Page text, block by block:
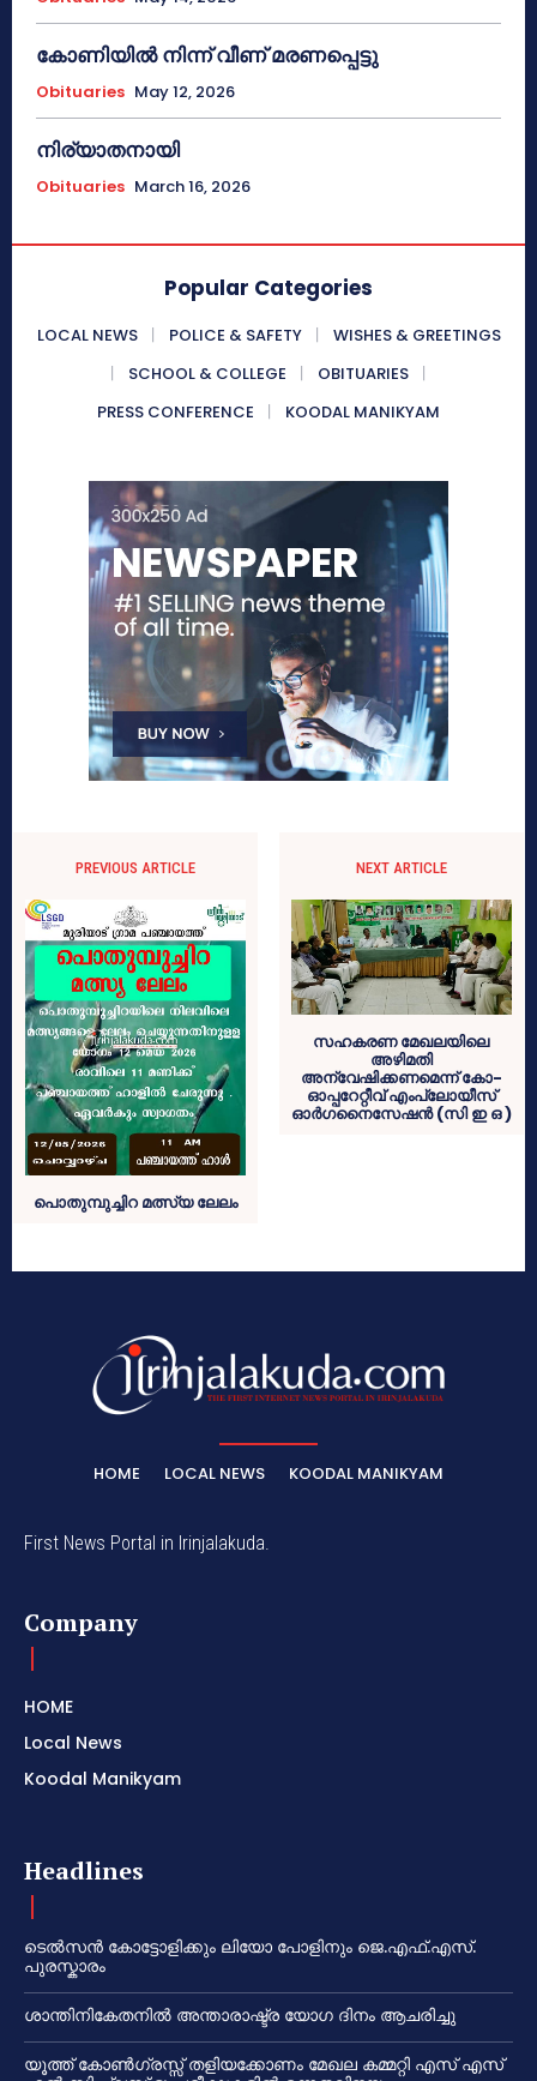
കോണിയിൽ നിന്ന് വീണ് മരണപ്പെട്ടു
Obituaries May 12, 2026
നിര്യാതനായി
Obituaries March 16, 2026
Popular Categories
LOCAL NEWS POLICE & SAFETY
WISHES & GREETINGS
SCHOOL & COLLEGE
OBITUARIES
PRESS CONFERENCE
KOODAL MANIKYAM
PREVIOUS ARTICLE
പൊതുമ്പുച്ചിറ മത്സ്യ ലേലം
NEXT ARTICLE
സഹകരണ മേഖലയിലെ
അഴിമതി
അന്വേഷിക്കണമെന്ന് കോ-
ഓപ്പറേറ്റീവ് എംപ്ലോയീസ്
ഓർഗനൈസേഷൻ (സി ഇ ഒ )
HOME LOCAL NEWS KOODAL MANIKYAM
First News Portal in Irinjalakuda.
Company
HOME
Local News
Koodal Manikyam
Headlines
ടെൽസൻ കോട്ടോളിക്കും ലിയോ പോളിനും ജെ.എഫ്.എസ്.
പുരസ്കാരം
ശാന്തിനികേതനിൽ അന്താരാഷ്ട്ര യോഗ ദിനം ആചരിച്ചു
യൂത്ത് കോൺഗ്രസ്സ് തളിയക്കോണം മേഖല കമ്മറ്റി എസ് എസ്